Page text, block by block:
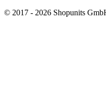
© 2017 - 2026 Shopunits